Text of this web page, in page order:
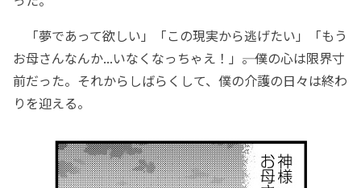
「夢であって欲しい」「この現実から逃げたい」「もう
お母さんなんか...いなくなっちゃえ！」――。僕の心は限界寸
前だった。それからしばらくして、僕の介護の日々は終わ
りを迎える。